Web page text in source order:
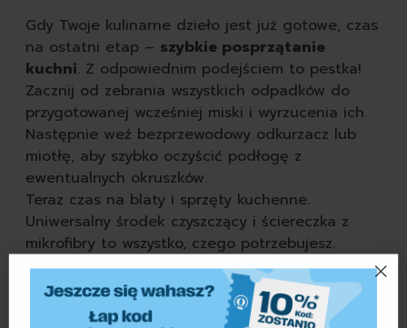
Gdy Twoje kulinarne dzieło jest już gotowe, czas
na ostatni etap – szybkie posprzątanie
kuchni. Z odpowiednim podejściem to pestka!
Zacznij od zebrania wszystkich odpadków do
przygotowanej wcześniej miski i wyrzucenia ich.
Następnie weź bezprzewodowy odkurzacz lub
miotłę, aby szybko oczyścić podłogę z
ewentualnych okruszków.
Teraz czas na blaty i sprzęty kuchenne.
Uniwersalny środek czyszczący i ściereczka z
mikrofibry to wszystko, czego potrzebujesz.
Spryskaj blaty, kuchenkę, front lodówki i przetrzyj
ściereczką. Plamy po sosie, tłuste ślady i odciski
palców znikają w mgnieniu oka.